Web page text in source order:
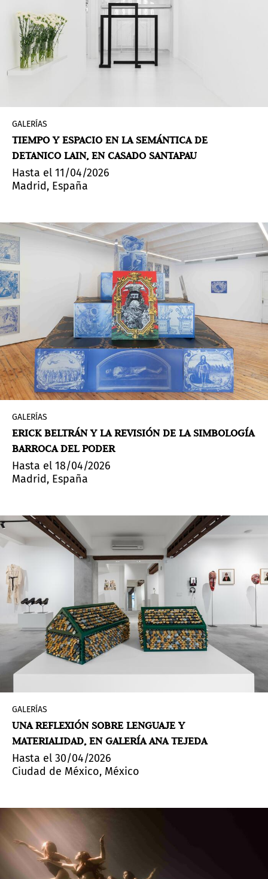
GALERÍAS
TIEMPO Y ESPACIO EN LA SEMÁNTICA DE
DETANICO LAIN, EN CASADO SANTAPAU
Hasta el 11/04/2026
Madrid, España
GALERÍAS
ERICK BELTRÁN Y LA REVISIÓN DE LA SIMBOLOGÍA
BARROCA DEL PODER
Hasta el 18/04/2026
Madrid, España
GALERÍAS
UNA REFLEXIÓN SOBRE LENGUAJE Y
MATERIALIDAD, EN GALERÍA ANA TEJEDA
Hasta el 30/04/2026
Ciudad de México, México